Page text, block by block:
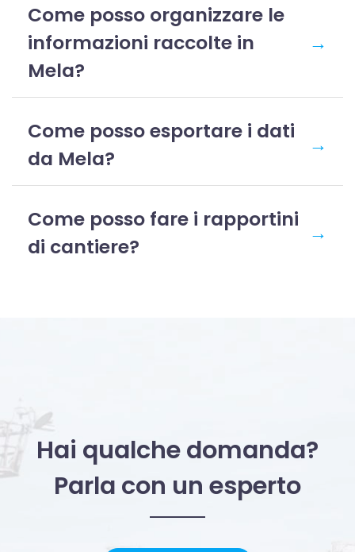
Come posso organizzare le
informazioni raccolte in
Mela?
→
Come posso esportare i dati
da Mela?
→
Come posso fare i rapportini
di cantiere?
→
Hai qualche domanda?
Parla con un esperto